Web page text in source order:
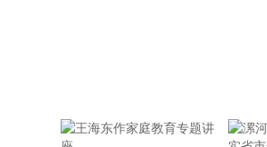
级改造项目投产 华林证券：拟